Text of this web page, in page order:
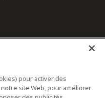
pour activer des
site Web, pour améliorer